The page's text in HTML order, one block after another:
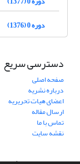
دوره 0 (1376)
دسترسی سریع
صفحه اصلی
درباره نشریه
اعضای هیات تحریریه
ارسال مقاله
تماس با ما
نقشه سایت